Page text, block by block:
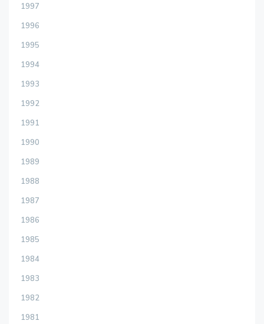
1997
1996
1995
1994
1993
1992
1991
1990
1989
1988
1987
1986
1985
1984
1983
1982
1981